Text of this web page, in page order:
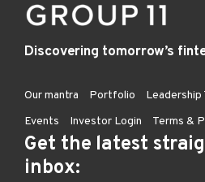
Discovering tomorrow’s
Our mantra Portfolio Leadership
Events
Investor Login Terms &
Get the latest
inbox: